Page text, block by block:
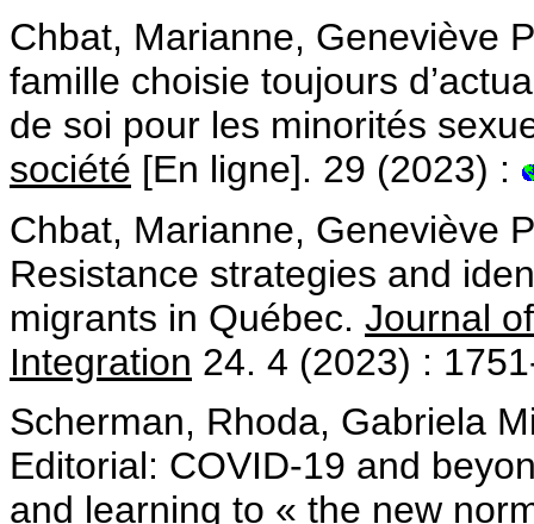
Chbat, Marianne, Geneviève
famille choisie toujours
de soi pour les minorités
société [En ligne]. 29 (2023) :
Chbat, Marianne, Geneviève
Resistance strategies and
migrants in Québec. Journal
Integration 24. 4 (2023) :
Scherman, Rhoda, Gabriela
Editorial: COVID-19 and
and learning to « the new